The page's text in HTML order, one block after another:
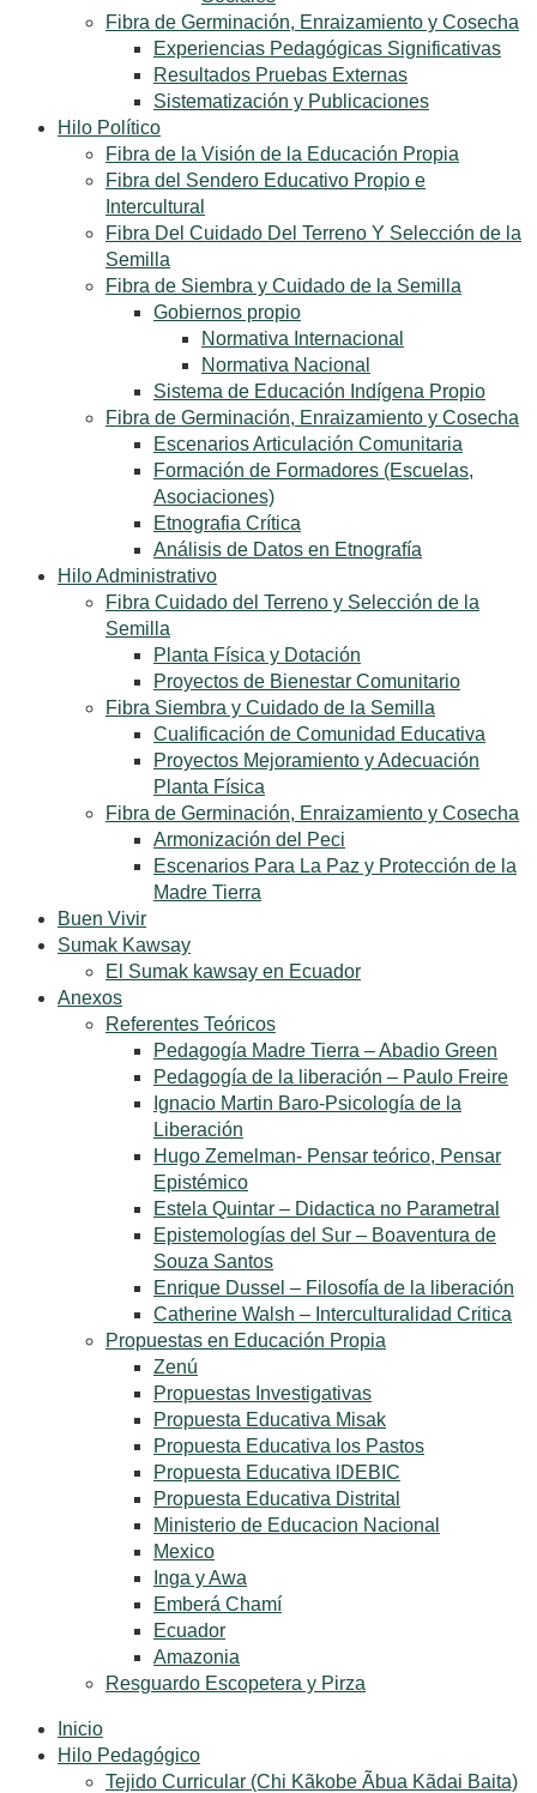
Fibra de Germinación, Enraizamiento y Cosecha
Experiencias Pedagógicas Significativas
Resultados Pruebas Externas
Sistematización y Publicaciones
Hilo Político
Fibra de la Visión de la Educación Propia
Fibra del Sendero Educativo Propio e
Intercultural
Fibra Del Cuidado Del Terreno Y Selección de la
Semilla
Fibra de Siembra y Cuidado de la Semilla
Gobiernos propio
Normativa Internacional
Normativa Nacional
Sistema de Educación Indígena Propio
Fibra de Germinación, Enraizamiento y Cosecha
Escenarios Articulación Comunitaria
Formación de Formadores (Escuelas,
Asociaciones)
Etnografia Crítica
Análisis de Datos en Etnografía
Hilo Administrativo
Fibra Cuidado del Terreno y Selección de la
Semilla
Planta Física y Dotación
Proyectos de Bienestar Comunitario
Fibra Siembra y Cuidado de la Semilla
Cualificación de Comunidad Educativa
Proyectos Mejoramiento y Adecuación
Planta Física
Fibra de Germinación, Enraizamiento y Cosecha
Armonización del Peci
Escenarios Para La Paz y Protección de la
Madre Tierra
Buen Vivir
Sumak Kawsay
El Sumak kawsay en Ecuador
Anexos
Referentes Teóricos
Pedagogía Madre Tierra – Abadio Green
Pedagogía de la liberación – Paulo Freire
Ignacio Martin Baro-Psicología de la
Liberación
Hugo Zemelman- Pensar teórico, Pensar
Epistémico
Estela Quintar – Didactica no Parametral
Epistemologías del Sur – Boaventura de
Souza Santos
Enrique Dussel – Filosofía de la liberación
Catherine Walsh – Interculturalidad Critica
Propuestas en Educación Propia
Zenú
Propuestas Investigativas
Propuesta Educativa Misak
Propuesta Educativa los Pastos
Propuesta Educativa lDEBIC
Propuesta Educativa Distrital
Ministerio de Educacion Nacional
Mexico
Inga y Awa
Emberá Chamí
Ecuador
Amazonia
Resguardo Escopetera y Pirza
Inicio
Hilo Pedagógico
Tejido Curricular (Chi Kãkobe Ãbua Kãdai Baita)